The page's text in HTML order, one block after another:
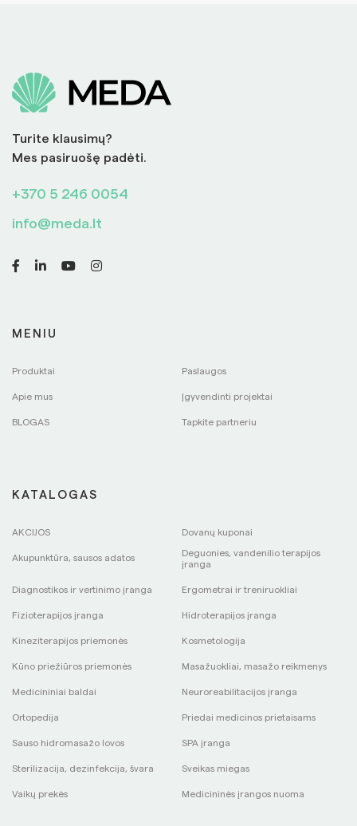
Turite klausimų?
Mes pasiruošę padėti.
+370 5 246 0054
info@meda.lt
MENIU
Produktai Paslaugos
Apie mus Įgyvendinti projektai
BLOGAS Tapkite partneriu
KATALOGAS
AKCIJOS Dovanų kuponai
Akupunktūra, sausos adatos
Deguonies, vandenilio terapijos
įranga
Diagnostikos ir vertinimo įranga Ergometrai ir treniruokliai
Fizioterapijos įranga Hidroterapijos įranga
Kineziterapijos priemonės Kosmetologija
Kūno priežiūros priemonės Masažuokliai, masažo reikmenys
Medicininiai baldai Neuroreabilitacijos įranga
Ortopedija Priedai medicinos prietaisams
Sauso hidromasažo lovos SPA įranga
Sterilizacija, dezinfekcija, švara Sveikas miegas
Vaikų prekės Medicininės įrangos nuoma